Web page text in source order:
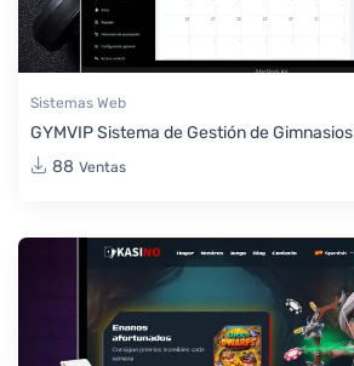
Sistemas Web
GYMVIP Sistema de Gestión de Gimnasios
88 Ventas